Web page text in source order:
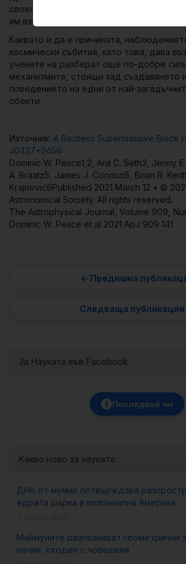
своеобразен космически танц, роден
им взаимодействие.
Каквато и да е причината,
космически събития, като това, дава
учените на разберат още по-добре
механизмите, стоящи зад създаването
поведението на едни от най-
обекти.
Източник: A Restless Supermassive Black
J0437+2456
Dominic W. Pesce1,2, Anil C. Seth3, Jenny
A. Braatz5, James J. Condon5, Brian R.
Krajnović6Published 2021 March 12 • ©
Astronomical Society. All rights reserved.
The Astrophysical Journal, Volume 909,
Dominic W. Pesce et al 2021 ApJ 909 141
За Науката във Facebook
f Последвай ни
Какво ново за науката…
ДНК от мумии потвърждава
едрата шарка в колониална Америка
Маймуните разпознават геометрични
начин, сходен с човешкия